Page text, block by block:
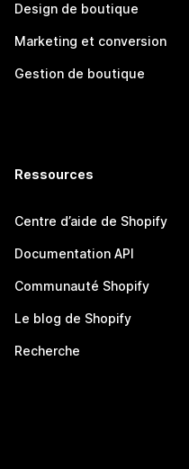
Design de boutique
Marketing et conversion
Gestion de boutique
Ressources
Centre d’aide de Shopify
Documentation API
Communauté Shopify
Le blog de Shopify
Recherche